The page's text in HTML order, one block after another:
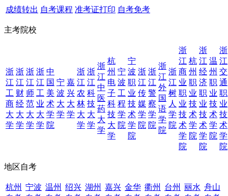
成绩转出 自考课程 准考证打印 自考免考
主考院校
浙
江
工
商
大
学
浙
江
财
经
大
学
浙
江
师
范
大
学
浙
江
工
业
大
学
中
国
美
术
学
院
宁
波
大
学
嘉
兴
大
学
浙
江
农
林
大
学
浙
江
科
技
大
学
浙
江
中
医
药
大
学
杭
州
电
子
科
技
大
学
宁
波
工
程
学
院
宁
波
职
业
技
术
学
院
浙
江
传
媒
学
院
浙
江
警
察
学
院
浙
江
外
国
语
学
院
浙
江
树
人
学
院
浙
江
商
业
职
业
技
术
学
院
杭
州
职
业
技
术
学
院
浙
江
经
济
职
业
技
术
学
院
温
州
职
业
技
术
学
院
浙
江
交
通
职
业
技
术
学
院
地区自考
杭州 宁波 温州 绍兴 湖州 嘉兴 金华 衢州
台州 丽水 舟山